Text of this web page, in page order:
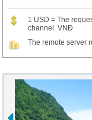
1 USD = The
channel. VNĐ
The remote server